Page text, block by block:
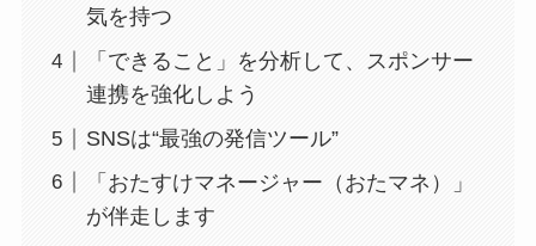
気を持つ
「できること」を分析して、スポンサー
連携を強化しよう
SNSは“最強の発信ツール”
「おたすけマネージャー（おたマネ）」
が伴走します